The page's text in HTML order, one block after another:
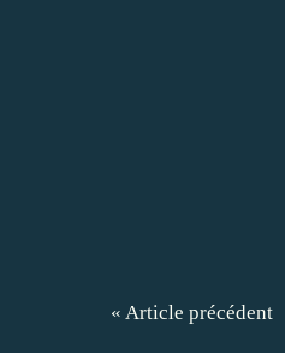
« Article précédent